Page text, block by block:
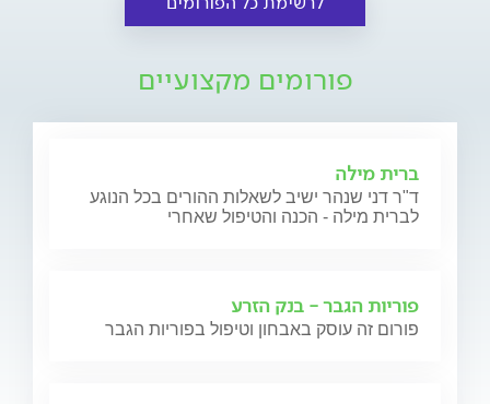
פורומים מקצועיים
ברית מילה
ד"ר דני שנהר ישיב לשאלות ההורים בכל הנוגע
לברית מילה - הכנה והטיפול שאחרי
פוריות הגבר - בנק הזרע
פורום זה עוסק באבחון וטיפול בפוריות הגבר